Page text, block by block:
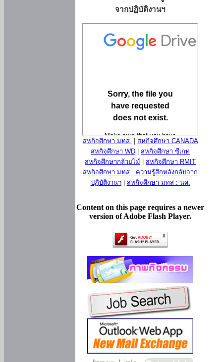
จากปฏิบัติงานฯ
สหกิจศึกษา มทส.
สหกิจศึกษา CANADA
สหกิจศึกษา WD
สหกิจศึกษา ซีเกท
สหกิจศึกษากล้วยไม้
สหกิจศึกษา RMIT
สหกิจศึกษา มทส : ความรู้สึกหลังกลับจาก
ปฏิบัติงานฯ| สหกิจศึกษา มทส : นศ.
Content on this page requires a newer
version of Adobe Flash Player.